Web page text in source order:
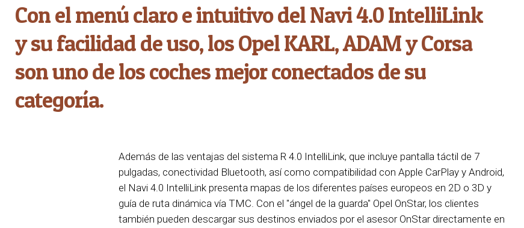
Con el menú claro e intuitivo del Navi 4.0 IntelliLink
y su facilidad de uso, los Opel KARL, ADAM y Corsa
son uno de los coches mejor conectados de su
categoría.
Además de las ventajas del sistema R 4.0 IntelliLink, que incluye pantalla táctil de 7
pulgadas, conectividad Bluetooth, así como compatibilidad con Apple CarPlay y Android,
el Navi 4.0 IntelliLink presenta mapas de los diferentes países europeos en 2D o 3D y
guía de ruta dinámica vía TMC. Con el "ángel de la guarda" Opel OnStar, los clientes
también pueden descargar sus destinos enviados por el asesor OnStar directamente en